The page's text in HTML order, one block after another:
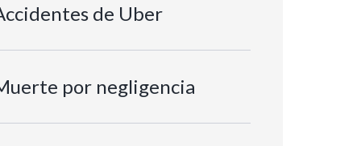
de Uber
por negligencia